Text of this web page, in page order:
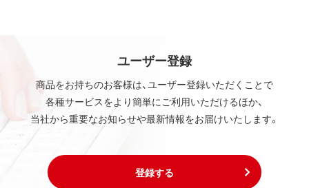
ユーザー登録
商品をお持ちのお客様は、ユーザー登録いただくことで
各種サービスをより簡単にご利用いただけるほか、
当社から重要なお知らせや最新情報をお届けいたします。
登録する